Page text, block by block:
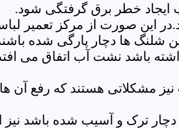
خطر برق گرفتگی شود.
این صورت از مرکز تعمیر
شلنگ ها دچار پارگی شده
باشد نشت آب اتفاق می
نیز مشکلاتی هستند که رفع
ترک و آسیب شده باشد